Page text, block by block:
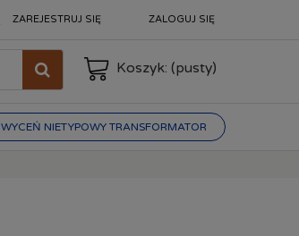
ZAREJESTRUJ SIĘ ZALOGUJ SIĘ
Koszyk: (pusty)
WYCEŃ NIETYPOWY TRANSFORMATOR